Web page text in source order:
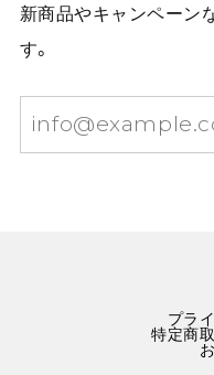
新商品やキャンペーン
す。
プラ
特定商